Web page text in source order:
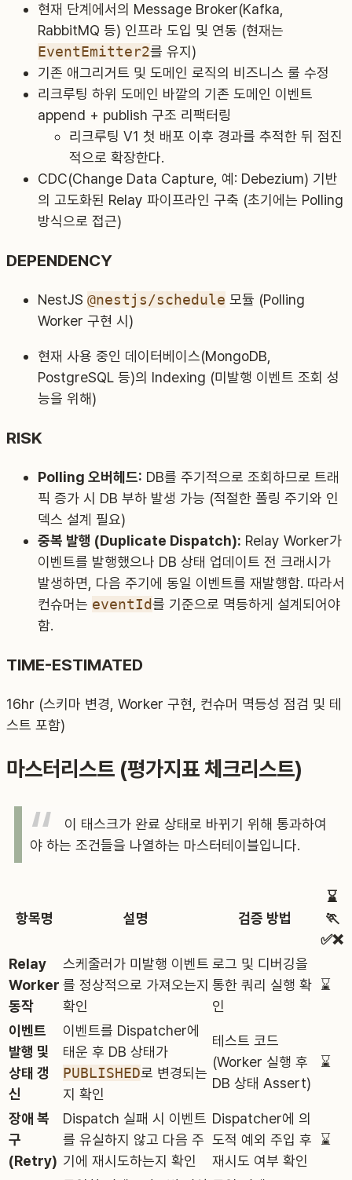
현재 단계에서의 Message Broker(Kafka,
RabbitMQ 등) 인프라 도입 및 연동 (현재는
EventEmitter2를 유지)
기존 애그리거트 및 도메인 로직의 비즈니스 룰 수정
리크루팅 하위 도메인 바깥의 기존 도메인 이벤트
append + publish 구조 리팩터링
리크루팅 V1 첫 배포 이후 경과를 추적한 뒤 점진
적으로 확장한다.
CDC(Change Data Capture, 예: Debezium) 기반
의 고도화된 Relay 파이프라인 구축 (초기에는 Polling
방식으로 접근)
DEPENDENCY
NestJS @nestjs/schedule 모듈 (Polling
Worker 구현 시)
현재 사용 중인 데이터베이스(MongoDB,
PostgreSQL 등)의 Indexing (미발행 이벤트 조회 성
능을 위해)
RISK
Polling 오버헤드: DB를 주기적으로 조회하므로 트래
픽 증가 시 DB 부하 발생 가능 (적절한 폴링 주기와 인
덱스 설계 필요)
중복 발행 (Duplicate Dispatch): Relay Worker가
이벤트를 발행했으나 DB 상태 업데이트 전 크래시가
발생하면, 다음 주기에 동일 이벤트를 재발행함. 따라서
컨슈머는 eventId를 기준으로 멱등하게 설계되어야
함.
TIME-ESTIMATED
16hr (스키마 변경, Worker 구현, 컨슈머 멱등성 점검 및 테
스트 포함)
마스터리스트 (평가지표 체크리스트)
이 태스크가 완료 상태로 바뀌기 위해 통과하여
야 하는 조건들을 나열하는 마스터테이블입니다.
항목명 설명 검증 방법
⌛️
🏃
✅❌
Relay
Worker
동작
스케줄러가 미발행 이벤트
를 정상적으로 가져오는지
확인
로그 및 디버깅을
통한 쿼리 실행 확
인
⌛️
이벤트
발행 및
상태 갱
신
이벤트를 Dispatcher에
태운 후 DB 상태가
PUBLISHED로 변경되는
지 확인
테스트 코드
(Worker 실행 후
DB 상태 Assert)
⌛️
장애 복
구
(Retry)
Dispatch 실패 시 이벤트
를 유실하지 않고 다음 주
기에 재시도하는지 확인
Dispatcher에 의
도적 예외 주입 후
재시도 여부 확인
⌛️